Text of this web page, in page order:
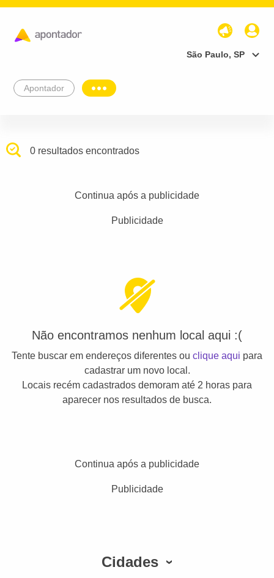
São Paulo, SP
Apontador
0 resultados encontrados
Continua após a publicidade
Publicidade
Não encontramos nenhum local aqui :(
Tente buscar em endereços diferentes ou clique aqui para
cadastrar um novo local.
Locais recém cadastrados demoram até 2 horas para
aparecer nos resultados de busca.
Continua após a publicidade
Publicidade
Cidades